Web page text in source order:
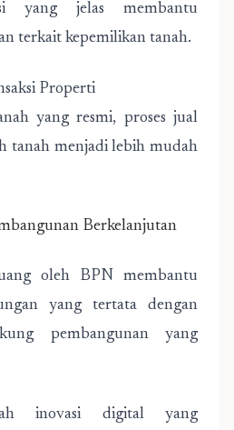
yang jelas membantu
terkait kepemilikan tanah.
Properti
yang resmi, proses jual
tanah menjadi lebih mudah
Berkelanjutan
oleh BPN membantu
yang tertata dengan
pembangunan yang
inovasi digital yang